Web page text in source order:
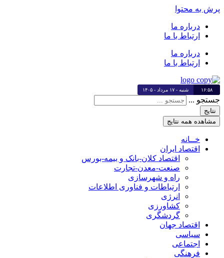
پرش به محتوا
درباره ما
ارتباط با ما
درباره ما
ارتباط با ما
۱۶:۵۸ شنبه - ۱۷ مرداد - ۱۴۰۵
جستجو ...
نتایج
مشاهده همه نتایج
خــانه
اقتصاد ایران
اقتصاد کلان-بانک و بیمه-بورس
صنعت-معدن-تجارت
راه و شهرسازی
ارتباطات و فناوری اطلاعات
انرژی
کشاورزی
گردشگری
اقتصاد جهان
سیاسی
اجتماعی
فرهنگی